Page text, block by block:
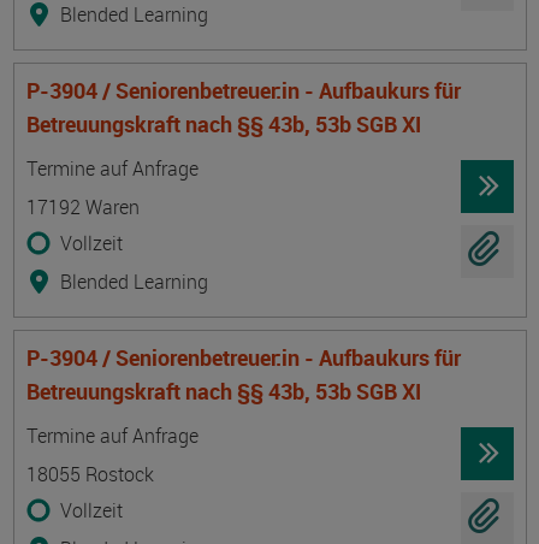
Blended Learning
P-3904 / Seniorenbetreuer:in - Aufbaukurs für
Betreuungskraft nach §§ 43b, 53b SGB XI
Termine auf Anfrage
17192 Waren
Vollzeit
Blended Learning
P-3904 / Seniorenbetreuer:in - Aufbaukurs für
Betreuungskraft nach §§ 43b, 53b SGB XI
Termine auf Anfrage
18055 Rostock
Vollzeit